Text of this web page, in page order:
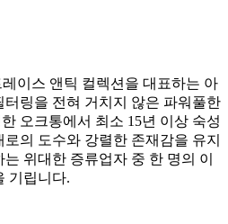
이스 앤틱 컬렉션을 대표하는 아
링을 전혀 거치지 않은 파워풀한
오크통에서 최소 15년 이상 숙성
의 도수와 강렬한 존재감을 유지
위대한 증류업자 중 한 명의 이
기립니다.